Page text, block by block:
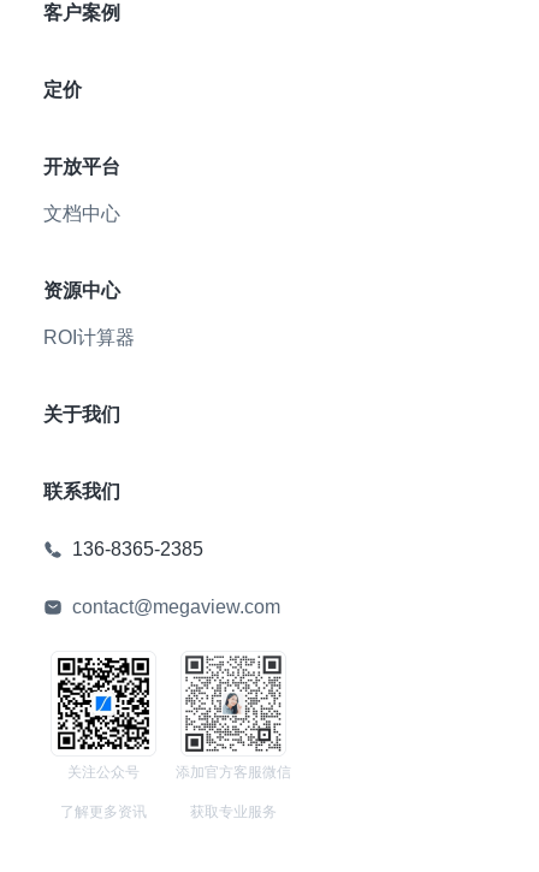
客户案例
定价
开放平台
文档中心
资源中心
ROI计算器
关于我们
联系我们
136-8365-2385
contact@megaview.com
关注公众号
了解更多资讯
添加官方客服微信
获取专业服务